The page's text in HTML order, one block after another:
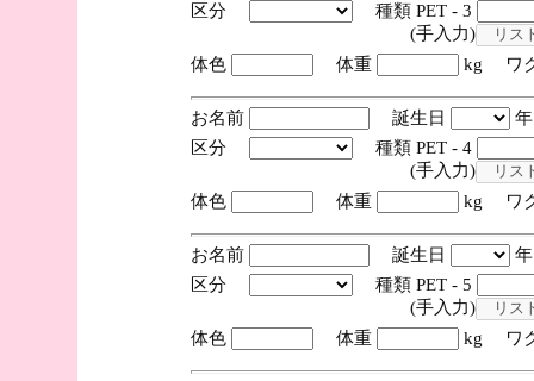
区分
種類 PET - 3
(手入力)
体色
体重 kg ワ
お名前 誕生日
区分
種類 PET - 4
(手入力)
体色
体重 kg ワ
お名前 誕生日
区分
種類 PET - 5
(手入力)
体色
体重 kg ワ